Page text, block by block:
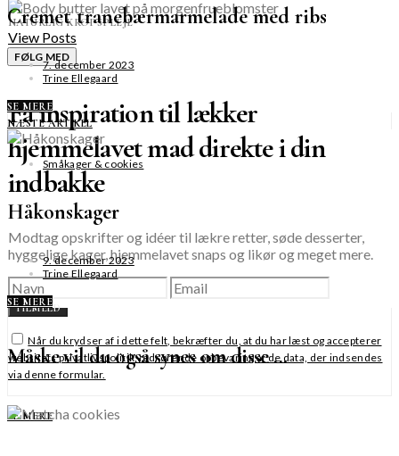
NATURLIG KROPSPLEJE
View Posts
FØLG MED
Få inspiration til lækker
hjemmelavet mad direkte i din
indbakke
Modtag opskrifter og idéer til lækre retter, søde desserter,
hyggelige kager, hjemmelavet snaps og likør og meget mere.
TILMELD
Når du krydser af i dette felt, bekræfter du, at du har læst og accepterer
websitets privatlivspolitik vedrørende opbevaring af de data, der indsendes
via denne formular.
Cremet tranebærmarmelade med ribs
7. december 2023
Trine Ellegaard
SE MERE
NÆSTE ARTIKEL
Småkager & cookies
Håkonskager
9. december 2023
Trine Ellegaard
SE MERE
Måske vil du også synes om disse ...
SE MERE